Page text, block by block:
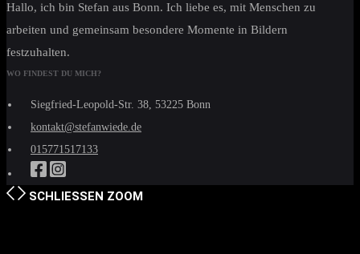
Hallo, ich bin Stefan aus Bonn. Ich liebe es, mit Menschen zu
arbeiten und gemeinsam besondere Momente in Bildern
festzuhalten.
WO FINDEST DU MICH?
Siegfried-Leopold-Str. 38, 53225 Bonn
kontakt@stefanwiede.de
015771517133
SCHLIESSEN ZOOM